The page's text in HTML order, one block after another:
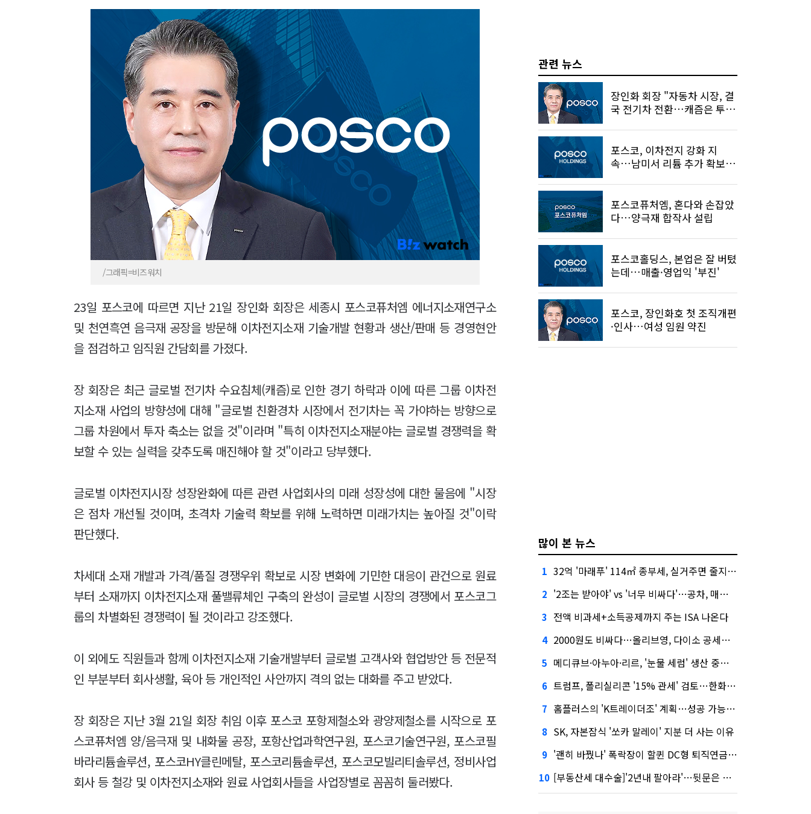
/그래픽=비즈워치
23일 포스코에 따르면 지난 21일 장인화 회장은 세종시 포스코퓨처엠 에너지소재연구소
및 천연흑연 음극재 공장을 방문해 이차전지소재 기술개발 현황과 생산/판매 등 경영현안
을 점검하고 임직원 간담회를 가졌다.
장 회장은 최근 글로벌 전기차 수요침체(캐즘)로 인한 경기 하락과 이에 따른 그룹 이차전
지소재 사업의 방향성에 대해 "글로벌 친환경차 시장에서 전기차는 꼭 가야하는 방향으로
그룹 차원에서 투자 축소는 없을 것"이라며 "특히 이차전지소재분야는 글로벌 경쟁력을 확
보할 수 있는 실력을 갖추도록 매진해야 할 것"이라고 당부했다.
글로벌 이차전지시장 성장완화에 따른 관련 사업회사의 미래 성장성에 대한 물음에 "시장
은 점차 개선될 것이며, 초격차 기술력 확보를 위해 노력하면 미래가치는 높아질 것"이락
판단했다.
차세대 소재 개발과 가격/품질 경쟁우위 확보로 시장 변화에 기민한 대응이 관건으로 원료
부터 소재까지 이차전지소재 풀밸류체인 구축의 완성이 글로벌 시장의 경쟁에서 포스코그
룹의 차별화된 경쟁력이 될 것이라고 강조했다.
이 외에도 직원들과 함께 이차전지소재 기술개발부터 글로벌 고객사와 협업방안 등 전문적
인 부분부터 회사생활, 육아 등 개인적인 사안까지 격의 없는 대화를 주고 받았다.
장 회장은 지난 3월 21일 회장 취임 이후 포스코 포항제철소와 광양제철소를 시작으로 포
스코퓨처엠 양/음극재 및 내화물 공장, 포항산업과학연구원, 포스코기술연구원, 포스코필
바라리튬솔루션, 포스코HY클린메탈, 포스코리튬솔루션, 포스코모빌리티솔루션, 정비사업
회사 등 철강 및 이차전지소재와 원료 사업회사들을 사업장별로 꼼꼼히 둘러봤다.
관련 뉴스
장인화 회장 "자동차 시장, 결
국 전기차 전환…캐즘은 투자
포스코, 이차전지 강화 지
속…남미서 리튬 추가 확보 모
포스코퓨처엠, 혼다와 손잡았
다…양극재 합작사 설립
포스코홀딩스, 본업은 잘 버텼
는데…매출·영업익 '부진'
포스코, 장인화호 첫 조직개편
·인사…여성 임원 약진
많이 본 뉴스
1 32억 '마래푸' 114㎡ 종부세, 실거주면 줄지만 안 살면 2.5배
2 '2조는 받아야' vs '너무 비싸다'…공차, 매각 성공할까
3 전액 비과세+소득공제까지 주는 ISA 나온다
4 2000원도 비싸다…올리브영, 다이소 공세에 '가성비'로 맞불
5 메디큐브·아누아·리르, '눈물 세럼' 생산 중단한다
6 트럼프, 폴리실리콘 '15% 관세' 검토…한화큐셀·OCI 영향은?
7 홈플러스의 'K트레이더조' 계획…성공 가능성은 '글쎄'
8 SK, 자본잠식 '쏘카 말레이' 지분 더 사는 이유
9 '괜히 바꿨나' 폭락장이 할퀸 DC형 퇴직연금…전문가 조언은
10 [부동산세 대수술]'2년내 팔아라'…뒷문은 열었다